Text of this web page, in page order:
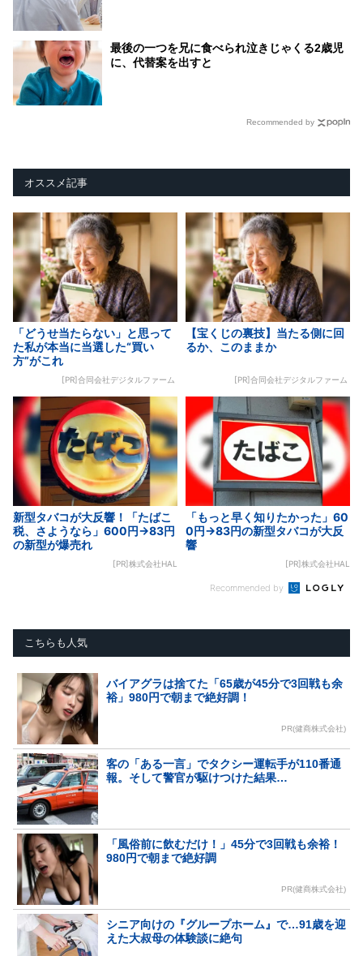
最後の一つを兄に食べられ泣きじゃくる2歳児
に、代替案を出すと
Recommended by
オススメ記事
「どうせ当たらない」と思って
た私が本当に当選した“買い
方”がこれ
[PR]合同会社デジタルファーム
【宝くじの裏技】当たる側に回
るか、このままか
[PR]合同会社デジタルファーム
新型タバコが大反響！「たばこ
税、さようなら」600円→83円
の新型が爆売れ
[PR]株式会社HAL
「もっと早く知りたかった」60
0円→83円の新型タバコが大反
響
[PR]株式会社HAL
Recommended by
こちらも人気
バイアグラは捨てた「65歳が45分で3回戦も余
裕」980円で朝まで絶好調！
PR(健商株式会社)
客の「ある一言」でタクシー運転手が110番通
報。そして警官が駆けつけた結果…
「風俗前に飲むだけ！」45分で3回戦も余裕！
980円で朝まで絶好調
PR(健商株式会社)
シニア向けの『グループホーム』で…91歳を迎
えた大叔母の体験談に絶句